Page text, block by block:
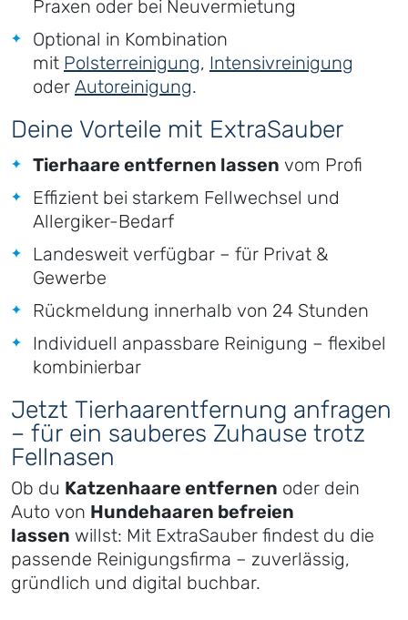
Praxen oder bei Neuvermietung
Optional in Kombination
mit Polsterreinigung, Intensivreinigung
oder Autoreinigung.
Deine Vorteile mit ExtraSauber
Tierhaare entfernen lassen vom Profi
Effizient bei starkem Fellwechsel und
Allergiker-Bedarf
Landesweit verfügbar – für Privat &
Gewerbe
Rückmeldung innerhalb von 24 Stunden
Individuell anpassbare Reinigung – flexibel
kombinierbar
Jetzt Tierhaarentfernung anfragen
– für ein sauberes Zuhause trotz
Fellnasen
Ob du Katzenhaare entfernen oder dein
Auto von Hundehaaren befreien
lassen willst: Mit ExtraSauber findest du die
passende Reinigungsfirma – zuverlässig,
gründlich und digital buchbar.